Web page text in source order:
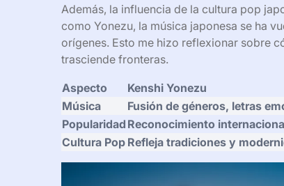
Además, la influencia de la cultura pop
como Yonezu, la música japonesa se ha
orígenes. Esto me hizo reflexionar sobre
trasciende fronteras.
Aspecto
Kenshi Yonezu
Música
Fusión de géneros, letras
Popularidad Reconocimiento
Cultura Pop Refleja tradiciones y